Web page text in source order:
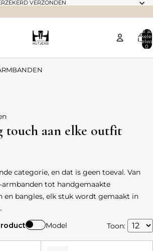
VERZONDEN
Totaal
0
touch aan elke outfit
categorie, en dat is geen toeval. Van
armbanden tot handgemaakte
en bangles, elk stuk wordt gemaakt in
Model Toon: